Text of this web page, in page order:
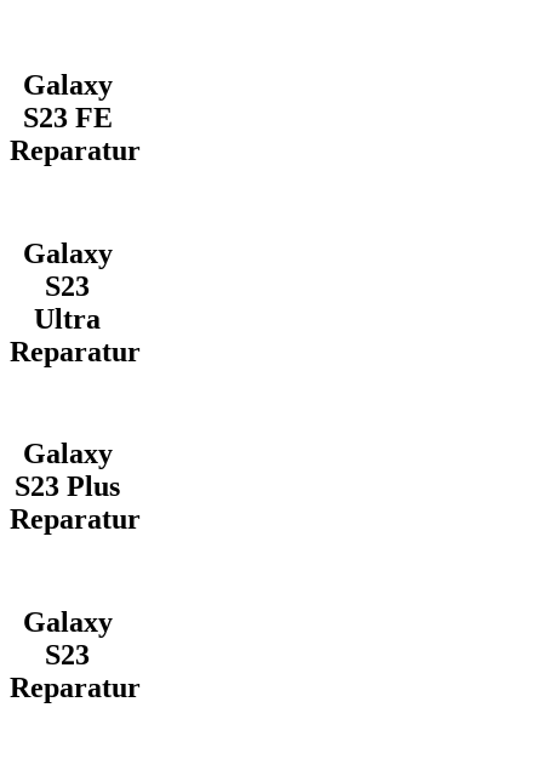
Galaxy
S23 FE
Reparatur
Galaxy
S23
Ultra
Reparatur
Galaxy
S23 Plus
Reparatur
Galaxy
S23
Reparatur